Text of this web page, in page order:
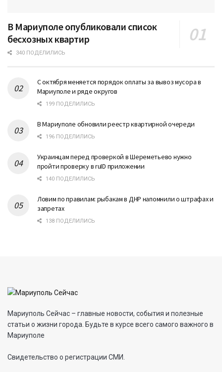
В Мариуполе опубликовали список
бесхозных квартир
340 ПОДЕЛИЛИСЬ
С октября меняется порядок оплаты за вывоз мусора в
Мариуполе и ряде округов
199 ПОДЕЛИЛИСЬ
В Мариуполе обновили реестр квартирной очереди
196 ПОДЕЛИЛИСЬ
Украинцам перед проверкой в Шереметьево нужно
пройти проверку в ruID приложении
140 ПОДЕЛИЛИСЬ
Ловим по правилам: рыбакам в ДНР напомнили о штрафах и
запретах
138 ПОДЕЛИЛИСЬ
Мариуполь Сейчас – главные новости, события и полезные
статьи о жизни города. Будьте в курсе всего самого важного в
Мариуполе
Свидетельство о регистрации СМИ.